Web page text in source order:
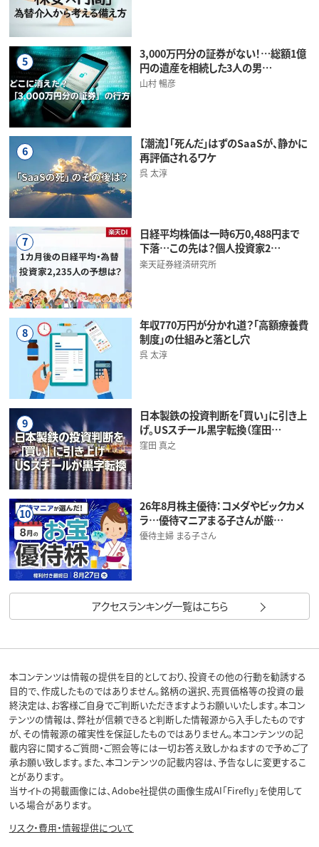
5
3,000万円分の証券がない！…総額1億
円の遺産を相続した3人の男…
山村 暢彦
6
【潮流】「死んだ」はずのSaaSが、静かに
再評価されるワケ
呉 太淳
7
日経平均株価は一時6万0,488円まで
下落…この先は？個人投資家2…
楽天証券経済研究所
8
年収770万円が分かれ道？「高額療養費
制度」の仕組みと落とし穴
呉 太淳
9
日本製鉄の投資判断を「買い」に引き上
げ。USスチール黒字転換（窪田…
窪田 真之
10
26年8月株主優待：コメダやビックカメ
ラ…優待マニアまる子さんが厳…
優待主婦 まる子さん
アクセスランキング一覧はこちら
本コンテンツは情報の提供を目的としており、投資その他の行動を勧誘する
目的で、作成したものではありません。銘柄の選択、売買価格等の投資の最
終決定は、お客様ご自身でご判断いただきますようお願いいたします。本コン
テンツの情報は、弊社が信頼できると判断した情報源から入手したものです
が、その情報源の確実性を保証したものではありません。本コンテンツの記
載内容に関するご質問・ご照会等には一切お答え致しかねますので予めご了
承お願い致します。また、本コンテンツの記載内容は、予告なしに変更するこ
とがあります。
当サイトの掲載画像には、Adobe社提供の画像生成AI「Firefly」を使用して
いる場合があります。
リスク・費用・情報提供について